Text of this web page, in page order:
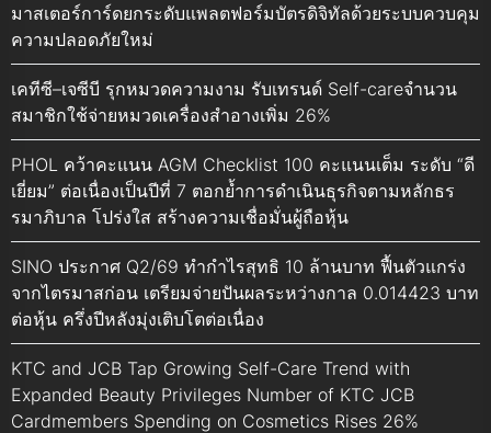
มาสเตอร์การ์ดยกระดับแพลตฟอร์มบัตรดิจิทัลด้วยระบบควบคุม
ความปลอดภัยใหม่
เคทีซี–เจซีบี รุกหมวดความงาม รับเทรนด์ Self-careจำนวน
สมาชิกใช้จ่ายหมวดเครื่องสำอางเพิ่ม 26%
PHOL คว้าคะแนน AGM Checklist 100 คะแนนเต็ม ระดับ “ดี
เยี่ยม” ต่อเนื่องเป็นปีที่ 7 ตอกย้ำการดำเนินธุรกิจตามหลักธร
รมาภิบาล โปร่งใส สร้างความเชื่อมั่นผู้ถือหุ้น
SINO ประกาศ Q2/69 ทำกำไรสุทธิ 10 ล้านบาท ฟื้นตัวแกร่ง
จากไตรมาสก่อน เตรียมจ่ายปันผลระหว่างกาล 0.014423 บาท
ต่อหุ้น ครึ่งปีหลังมุ่งเติบโตต่อเนื่อง
KTC and JCB Tap Growing Self-Care Trend with
Expanded Beauty Privileges Number of KTC JCB
Cardmembers Spending on Cosmetics Rises 26%